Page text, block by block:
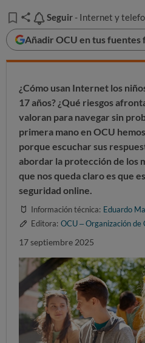
Seguir
Seguir - Internet y
Añadir OCU en tus fuentes
¿Cómo usan Internet los
17 años? ¿Qué riesgos
valoran para navegar sin
primera mano en OCU
porque escuchar sus
abordar la protección de los
que nos queda claro es que
seguridad online.
Información técnica: Eduardo
Editora: OCU – Organización de
17 septiembre 2025